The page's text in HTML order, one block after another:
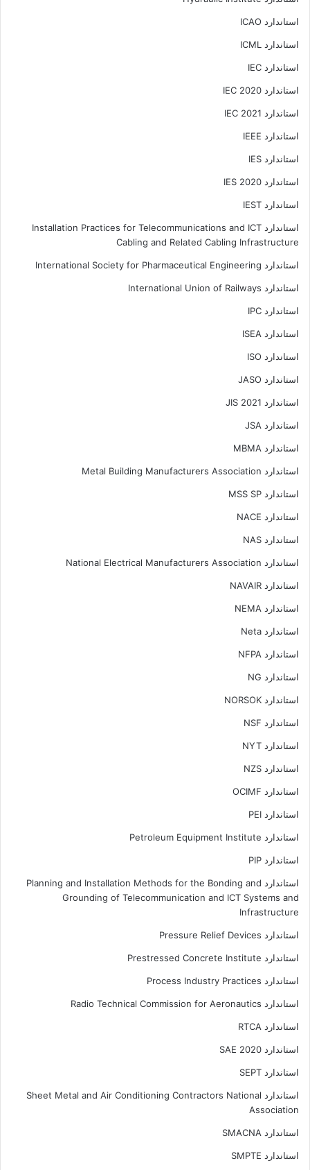
استاندارد ICAO
استاندارد ICML
استاندارد IEC
استاندارد IEC 2020
استاندارد IEC 2021
استاندارد IEEE
استاندارد IES
استاندارد IES 2020
استاندارد IEST
استاندارد Installation Practices for Telecommunications and ICT
Cabling and Related Cabling Infrastructure
استاندارد International Society for Pharmaceutical Engineering
استاندارد International Union of Railways
استاندارد IPC
استاندارد ISEA
استاندارد ISO
استاندارد JASO
استاندارد JIS 2021
استاندارد JSA
استاندارد MBMA
استاندارد Metal Building Manufacturers Association
استاندارد MSS SP
استاندارد NACE
استاندارد NAS
استاندارد National Electrical Manufacturers Association
استاندارد NAVAIR
استاندارد NEMA
استاندارد Neta
استاندارد NFPA
استاندارد NG
استاندارد NORSOK
استاندارد NSF
استاندارد NYT
استاندارد NZS
استاندارد OCIMF
استاندارد PEI
استاندارد Petroleum Equipment Institute
استاندارد PIP
استاندارد Planning and Installation Methods for the Bonding and
Grounding of Telecommunication and ICT Systems and
Infrastructure
استاندارد Pressure Relief Devices
استاندارد Prestressed Concrete Institute
استاندارد Process Industry Practices
استاندارد Radio Technical Commission for Aeronautics
استاندارد RTCA
استاندارد SAE 2020
استاندارد SEPT
استاندارد Sheet Metal and Air Conditioning Contractors National
Association
استاندارد SMACNA
استاندارد SMPTE